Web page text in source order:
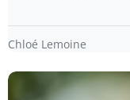
Chloé Lemoine